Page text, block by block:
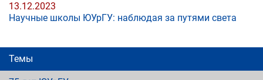
13.12.2023
Научные школы ЮУрГУ: наблюдая за путями света
Темы